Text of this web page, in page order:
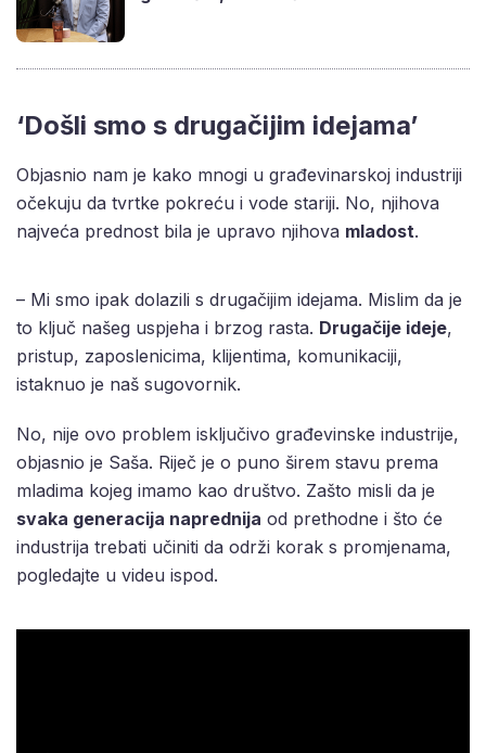
‘Došli smo s drugačijim idejama’
Objasnio nam je kako mnogi u građevinarskoj industriji
očekuju da tvrtke pokreću i vode stariji. No, njihova
najveća prednost bila je upravo njihova mladost.
– Mi smo ipak dolazili s drugačijim idejama. Mislim da je
to ključ našeg uspjeha i brzog rasta. Drugačije ideje,
pristup, zaposlenicima, klijentima, komunikaciji,
istaknuo je naš sugovornik.
No, nije ovo problem isključivo građevinske industrije,
objasnio je Saša. Riječ je o puno širem stavu prema
mladima kojeg imamo kao društvo. Zašto misli da je
svaka generacija naprednija od prethodne i što će
industrija trebati učiniti da održi korak s promjenama,
pogledajte u videu ispod.